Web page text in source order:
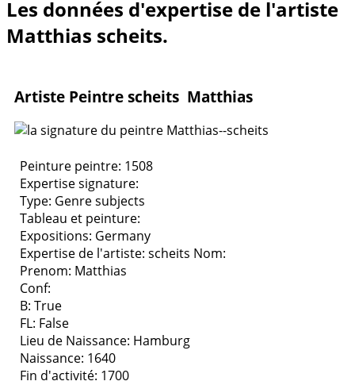
Les données d'expertise de l'artiste
Matthias scheits.
Artiste Peintre scheits Matthias
Peinture peintre: 1508
Expertise signature:
Type: Genre subjects
Tableau et peinture:
Expositions: Germany
Expertise de l'artiste: scheits Nom:
Prenom: Matthias
Conf:
B: True
FL: False
Lieu de Naissance: Hamburg
Naissance: 1640
Fin d'activité: 1700